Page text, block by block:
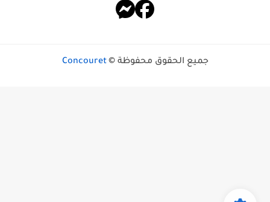
جميع الحقوق محفوظة © Concouret